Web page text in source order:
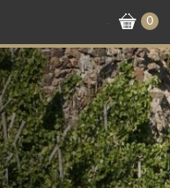
0